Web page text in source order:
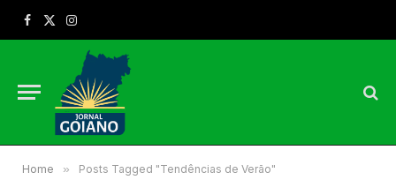
Facebook
X
Instagram
Home » Posts Tagged "Tendências de Verão"